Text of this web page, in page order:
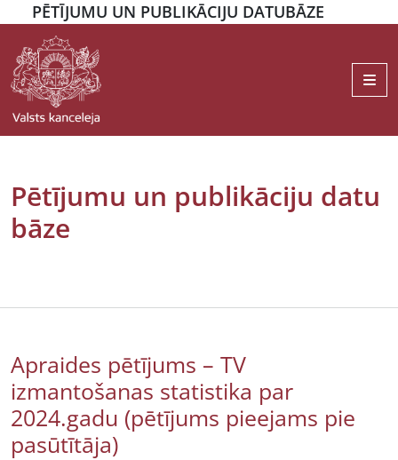
PĒTĪJUMU UN PUBLIKĀCIJU DATUBĀZE
Pētījumu un publikāciju datu
bāze
Apraides pētījums – TV
izmantošanas statistika par
2024.gadu (pētījums pieejams pie
pasūtītāja)